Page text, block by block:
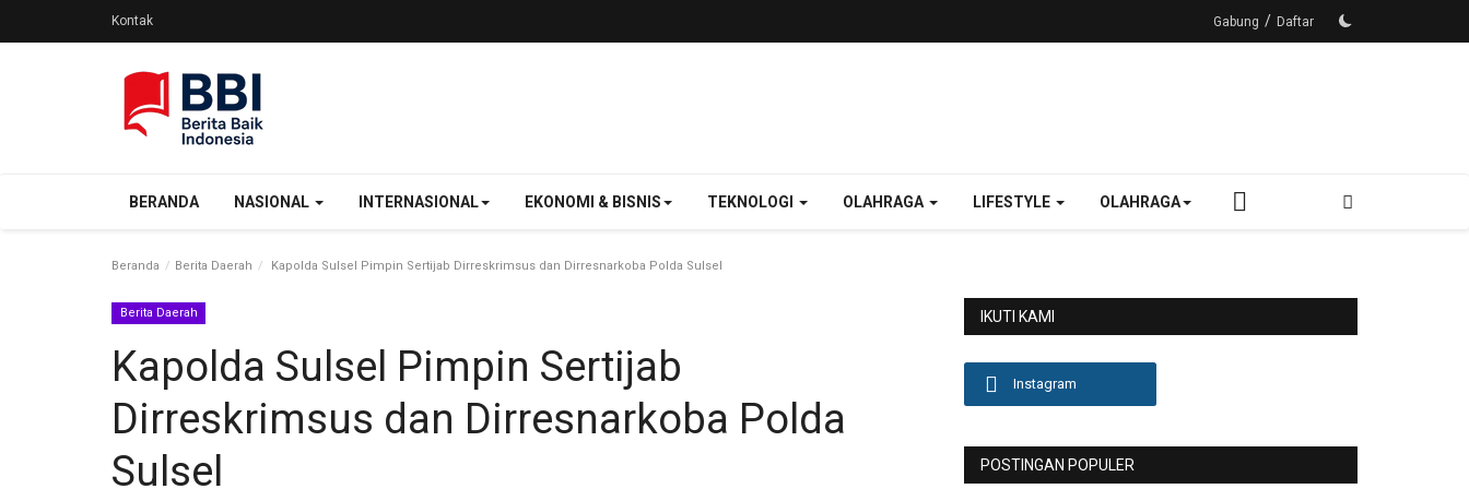
Kontak Gabung / Daftar
BERANDA NASIONAL INTERNASIONAL EKONOMI & BISNIS TEKNOLOGI OLAHRAGA LIFESTYLE OLAHRAGA
Beranda Berita Daerah Kapolda Sulsel Pimpin Sertijab Dirreskrimsus dan Dirresnarkoba Polda Sulsel
Berita Daerah
Kapolda Sulsel Pimpin Sertijab
Dirreskrimsus dan Dirresnarkoba Polda
Sulsel
IKUTI KAMI
Instagram
POSTINGAN POPULER